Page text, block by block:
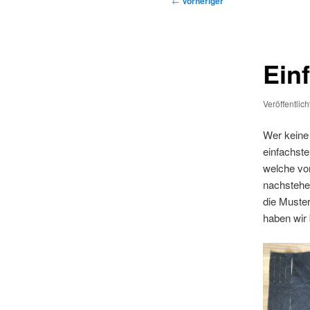
Wer
welche
die
haben